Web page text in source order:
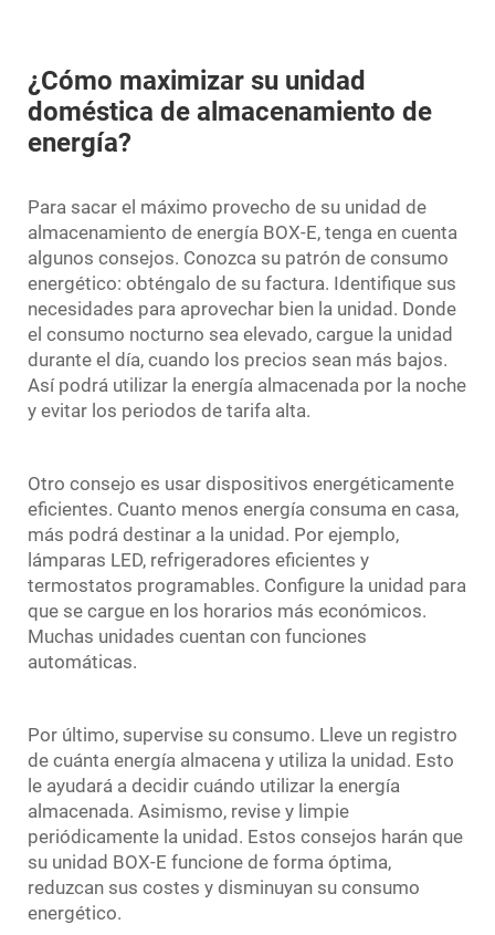
¿Cómo maximizar su unidad
doméstica de almacenamiento de
energía?
Para sacar el máximo provecho de su unidad de
almacenamiento de energía BOX-E, tenga en cuenta
algunos consejos. Conozca su patrón de consumo
energético: obténgalo de su factura. Identifique sus
necesidades para aprovechar bien la unidad. Donde
el consumo nocturno sea elevado, cargue la unidad
durante el día, cuando los precios sean más bajos.
Así podrá utilizar la energía almacenada por la noche
y evitar los periodos de tarifa alta.
Otro consejo es usar dispositivos energéticamente
eficientes. Cuanto menos energía consuma en casa,
más podrá destinar a la unidad. Por ejemplo,
lámparas LED, refrigeradores eficientes y
termostatos programables. Configure la unidad para
que se cargue en los horarios más económicos.
Muchas unidades cuentan con funciones
automáticas.
Por último, supervise su consumo. Lleve un registro
de cuánta energía almacena y utiliza la unidad. Esto
le ayudará a decidir cuándo utilizar la energía
almacenada. Asimismo, revise y limpie
periódicamente la unidad. Estos consejos harán que
su unidad BOX-E funcione de forma óptima,
reduzcan sus costes y disminuyan su consumo
energético.